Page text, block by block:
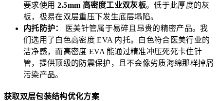
要求使用 2.5mm 高密度工业双灰板。低于此厚度的灰
板，极易在双层重压下发生底层塌陷。
内托防护：
医美针管属于易碎且昂贵的精密产品。我
们选用了白色高密度 EVA 内托。白色符合医美行业的
洁净感，而高密度 EVA 能通过精准冲压死死卡住针
管，提供顶级的防震保护，且不会像劣质海绵那样掉屑
污染产品。
获取双层包装结构优化方案